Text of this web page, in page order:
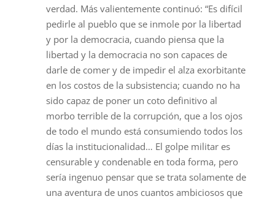
verdad. Más valientemente continuó: “Es difícil
pedirle al pueblo que se inmole por la libertad
y por la democracia, cuando piensa que la
libertad y la democracia no son capaces de
darle de comer y de impedir el alza exorbitante
en los costos de la subsistencia; cuando no ha
sido capaz de poner un coto definitivo al
morbo terrible de la corrupción, que a los ojos
de todo el mundo está consumiendo todos los
días la institucionalidad… El golpe militar es
censurable y condenable en toda forma, pero
sería ingenuo pensar que se trata solamente de
una aventura de unos cuantos ambiciosos que